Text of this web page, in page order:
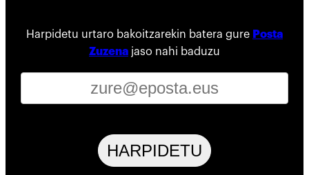
Harpidetu urtaro bakoitzarekin batera gure Posta
Zuzena jaso nahi baduzu
HARPIDETU